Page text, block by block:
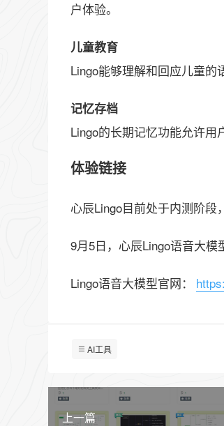
户体验。
儿童教育
Lingo能够理解和回应儿童的
记忆存档
Lingo的长期记忆功能允许用
体验链接
心辰Lingo目前处于内测阶段
9月5日，心辰Lingo语音大模
Lingo语音大模型官网：
AI工具
上一篇